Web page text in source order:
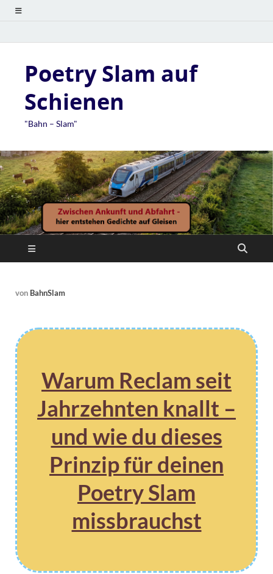
Poetry Slam auf
Schienen
"Bahn – Slam"
von BahnSlam
Warum Reclam seit
Jahrzehnten knallt –
und wie du dieses
Prinzip für deinen
Poetry Slam
missbrauchst